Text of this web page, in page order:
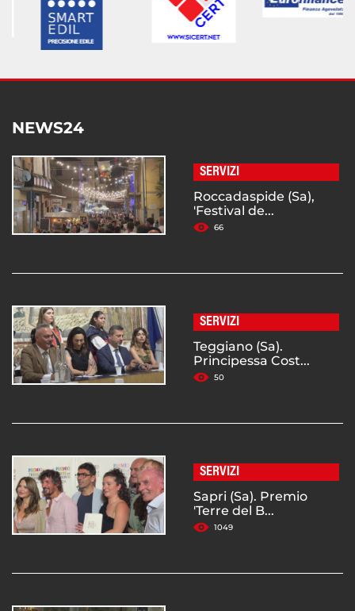
NEWS24
SERVIZI
Roccadaspide (Sa),
'Festival de...
66
SERVIZI
Teggiano (Sa).
Principessa Cost...
50
SERVIZI
Sapri (Sa). Premio
'Terre del B...
1049